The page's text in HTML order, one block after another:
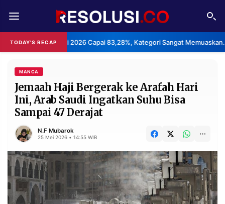
TODAY'S RECAP
Haji 2026 Capai 83,28%, Kategori Sangat Memuaskan. •
REDAKSI TENTANG
RESOLUSI IKLAN
RUBRIKASI
EDITORIAL AKSARA
FINANSIA PERSONA
DAERAH NASIONAL
MANCA SPORT
MANCA
Jemaah Haji Bergerak ke Arafah Hari
Ini, Arab Saudi Ingatkan Suhu Bisa
Sampai 47 Derajat
N.F Mubarok
25 Mei 2026 • 14:55 WIB